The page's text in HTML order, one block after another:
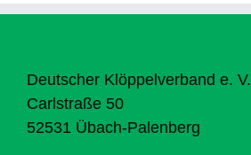
Deutscher Klöppelverband e. V.
Carlstraße 50
52531 Übach-Palenberg